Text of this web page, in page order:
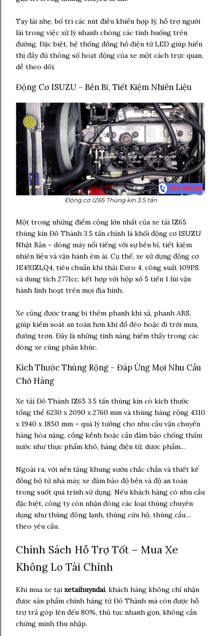
Tay lái nhẹ, bố trí các nút điều khiển hợp lý, hỗ trợ người
lái trong việc xử lý nhanh chóng các tình huống trên
đường. Đặc biệt, hệ thống đồng hồ điện tử LED giúp hiển
thị đầy đủ thông số hoạt động của xe một cách trực quan,
dễ theo dõi.
Động Cơ ISUZU – Bền Bỉ, Tiết Kiệm Nhiên Liệu
Động cơ IZ65 Thùng kín 3.5 tấn
Một trong những điểm cộng lớn nhất của xe tải IZ65
thùng kín Đô Thành 3.5 tấn chính là khối động cơ ISUZU
Nhật Bản – dòng máy nổi tiếng với sự bền bỉ, tiết kiệm
nhiên liệu và vận hành êm ái. Cụ thể, xe sử dụng động cơ
JE493ZLQ4, tiêu chuẩn khí thải Euro 4, công suất 109PS
và dung tích 2771cc, kết hợp với hộp số 5 tiến 1 lùi vận
hành linh hoạt trên mọi địa hình.
Xe cũng được trang bị thêm phanh khí xả, phanh ABS,
giúp kiểm soát an toàn hơn khi đổ đèo hoặc đi trời mưa,
đường trơn. Đây là những tính năng hiếm thấy trong các
dòng xe cùng phân khúc.
Kích Thước Thùng Rộng – Đáp Ứng Mọi Nhu Cầu
Chở Hàng
Xe tải Đô Thành IZ65 3.5 tấn thùng kín có kích thước
tổng thể 6230 x 2090 x 2760 mm và thùng hàng rộng 4310
x 1940 x 1850 mm – quá lý tưởng cho nhu cầu vận chuyển
hàng hóa nặng, cồng kềnh hoặc cần đảm bảo chống thấm
nước như thực phẩm khô, hàng điện tử, dược phẩm...
Ngoài ra, với nền tảng khung sườn chắc chắn và thiết kế
đồng bộ từ nhà máy, xe đảm bảo độ bền và độ an toàn
trong suốt quá trình sử dụng. Nếu khách hàng có nhu cầu
đặc biệt, công ty còn nhận đóng các loại thùng chuyên
dụng như thùng đông lạnh, thùng cứu hộ, thùng cẩu…
theo yêu cầu.
Chính Sách Hỗ Trợ Tốt – Mua Xe
Không Lo Tài Chính
Khi mua xe tại xetaihuyndai, khách hàng không chỉ nhận
được sản phẩm chính hãng từ Đô Thành mà còn được hỗ
trợ trả góp lên đến 80%, thủ tục nhanh gọn, không cần
chứng minh thu nhập.